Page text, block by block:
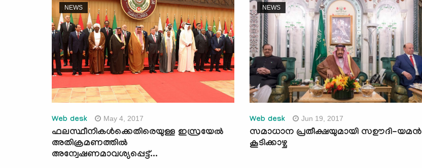
NEWS
Web desk May 4, 2017
ഫലസ്ഥീനികള്‍ക്കെതിരെയുള്ള ഇസ്രയേല്‍
അതിക്രമണത്തില്‍
അന്വേഷണമാവശ്യപ്പെട്ട്...
NEWS
Web desk Jun 19, 2017
സമാധാന പ്രതീക്ഷയുമായി സഊദി-യമന്‍
കൂടിക്കാഴ്ച